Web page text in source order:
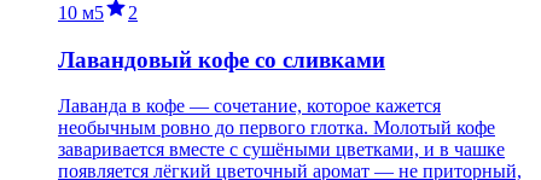
10 м5 2
Лавандовый кофе со сливками
Лаванда в кофе — сочетание, которое кажется
необычным ровно до первого глотка. Молотый кофе
заваривается вместе с сушёными цветками, и в чашке
появляется лёгкий цветочный аромат — не приторный,